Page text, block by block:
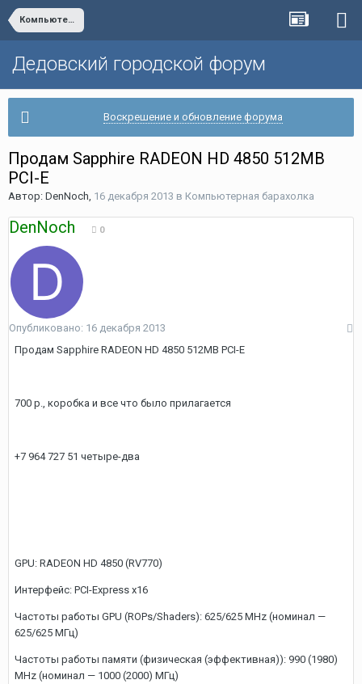
Компьютерная барахолка
Дедовский городской форум
Воскрешение и обновление форума
Продам Sapphire RADEON HD 4850 512MB
PCI-E
Автор: DenNoch, 16 декабря 2013 в Компьютерная барахолка
DenNoch 0
Опубликовано: 16 декабря 2013
Продам Sapphire RADEON HD 4850 512MB PCI-E
700 р., коробка и все что было прилагается
+7 964 727 51 четыре-два
GPU: RADEON HD 4850 (RV770)
Интерфейс: PCI-Express x16
Частоты работы GPU (ROPs/Shaders): 625/625 MHz (номинал —
625/625 МГц)
Частоты работы памяти (физическая (эффективная)): 990 (1980)
MHz (номинал — 1000 (2000) МГц)